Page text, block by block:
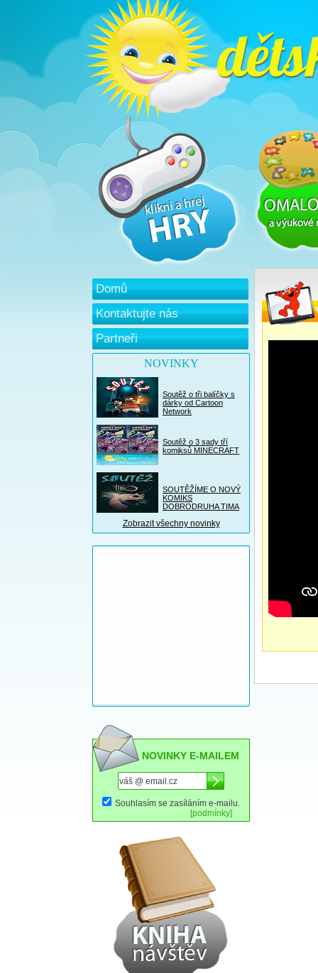
Domů
Kontaktujte nás
Partneři
NOVINKY
Soutěž o tři balíčky s
dárky od Cartoon
Network
Soutěž o 3 sady tří
komiksů MINECRAFT
SOUTĚŽÍME O NOVÝ
KOMIKS
DOBRODRUHA TIMA
Zobrazit všechny novinky
NOVINKY E-MAILEM
Souhlasím se zasíláním e-mailu.
[podmínky]